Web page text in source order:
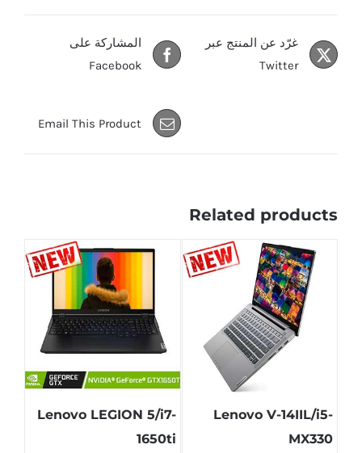
المشاركة على
Facebook
غرّد عن المنتج عبر
Twitter
Email This Product
Related products
Lenovo V-14IIL/i5-
MX330
Lenovo LEGION 5/i7-
1650ti